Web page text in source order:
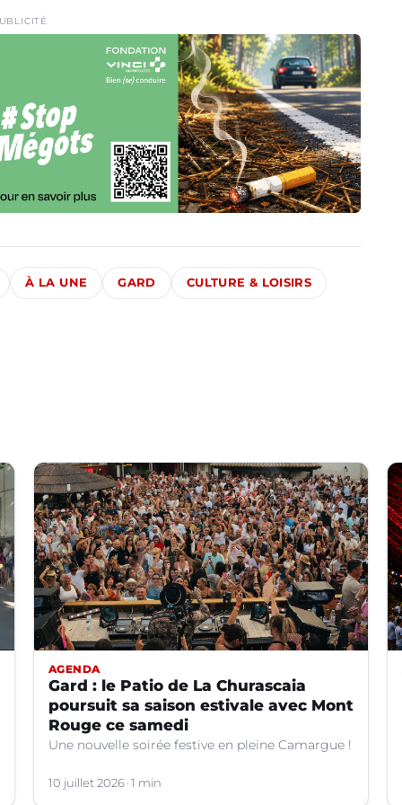
À LA UNE GARD CULTURE & LOISIRS
AGENDA
Gard : le Patio de La Churascaia
poursuit sa saison estivale avec Mont
Rouge ce samedi
Une nouvelle soirée festive en pleine Camargue !
10 juillet 2026 1 min